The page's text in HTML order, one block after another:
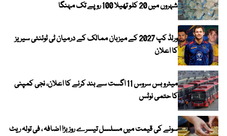
شہروں میں 20 کلو تھیلا 100 روپے تک مہنگا
ورلڈ کپ 2027 کے میزبان ممالک کے درمیان ٹی ٹوئنٹی سیریز
کا اعلان
میٹرو بس سروس 11 اگست سے بند کرنے کا اعلان، نجی کمپنی
کا حتمی نوٹس
سونے کی قیمت میں مسلسل تیسرے روز بڑا اضافہ ، فی تولہ ریٹ